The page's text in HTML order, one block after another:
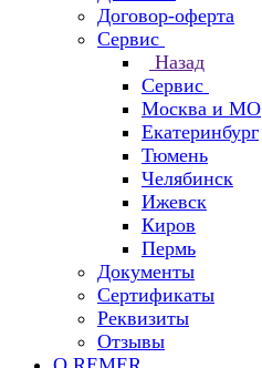
Договор-оферта
Сервис
Назад
Сервис
Москва и МО
Екатеринбург
Тюмень
Челябинск
Ижевск
Киров
Пермь
Документы
Сертификаты
Реквизиты
Отзывы